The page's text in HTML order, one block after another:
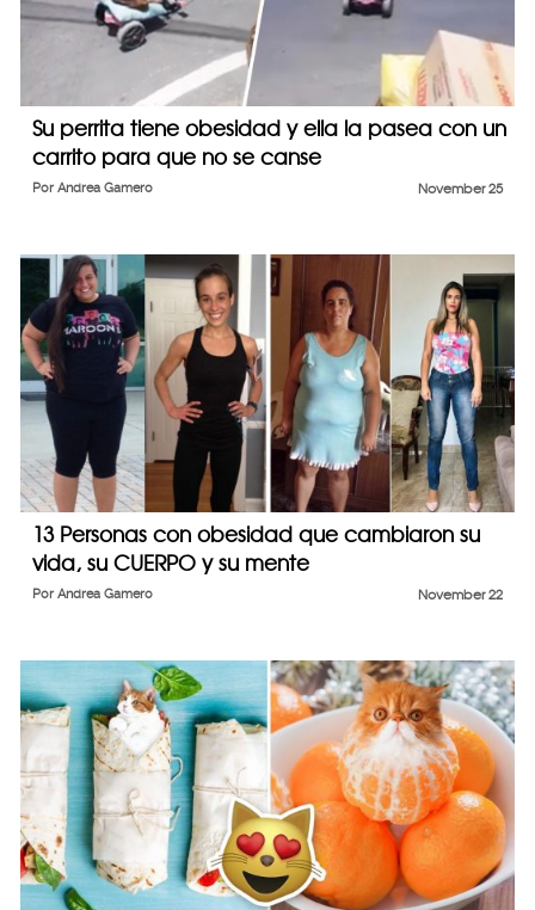
Su perrita tiene obesidad y ella la pasea con un
carrito para que no se canse
November 25
Por Andrea Gamero
13 Personas con obesidad que cambiaron su
vida, su CUERPO y su mente
November 22
Por Andrea Gamero